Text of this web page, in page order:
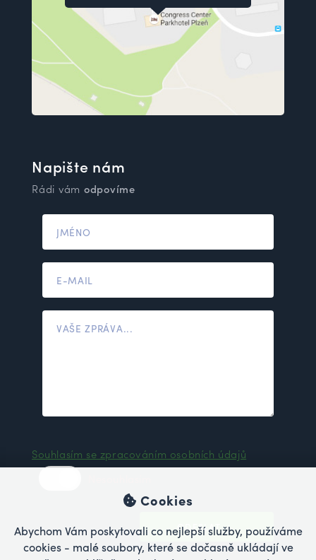
Napište nám
Rádi vám odpovíme
Souhlasím se zpracováním osobních údajů
ODESLAT
Cookies
Abychom Vám poskytovali co nejlepší služby, používáme
cookies - malé soubory, které se dočasně ukládají ve